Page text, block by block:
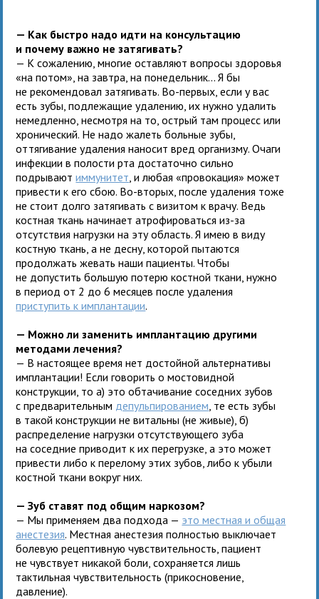
— Как быстро надо идти на консультацию
и почему важно не затягивать?
— К сожалению, многие оставляют вопросы здоровья
«на потом», на завтра, на понедельник... Я бы
не рекомендовал затягивать. Во-первых, если у вас
есть зубы, подлежащие удалению, их нужно удалить
немедленно, несмотря на то, острый там процесс или
хронический. Не надо жалеть больные зубы,
оттягивание удаления наносит вред организму. Очаги
инфекции в полости рта достаточно сильно
подрываютиммунитет , и любая «провокация» может
привести к его сбою. Во-вторых, после удаления тоже
не стоит долго затягивать с визитом к врачу. Ведь
костная ткань начинает атрофироваться из-за
отсутствия нагрузки на эту область. Я имею в виду
костную ткань, а не десну, которой пытаются
продолжать жевать наши пациенты. Чтобы
не допустить большую потерю костной ткани, нужно
в период от 2 до 6 месяцев после удаления
приступить к имплантации.
— Можно ли заменить имплантацию другими
методами лечения?
— В настоящее время нет достойной альтернативы
имплантации! Если говорить о мостовидной
конструкции, то а) это обтачивание соседних зубов
с предварительным депульпированием , те есть зубы
в такой конструкции не витальны (не живые), б)
распределение нагрузки отсутствующего зуба
на соседние приводит к их перегрузке, а это может
привести либо к перелому этих зубов, либо к убыли
костной ткани вокруг них.
— Зуб ставят под общим наркозом?
— Мы применяем два подхода — это местная и общая
анестезия. Местная анестезия полностью выключает
болевую рецептивную чувствительность, пациент
не чувствует никакой боли, сохраняется лишь
тактильная чувствительность (прикосновение,
давление).